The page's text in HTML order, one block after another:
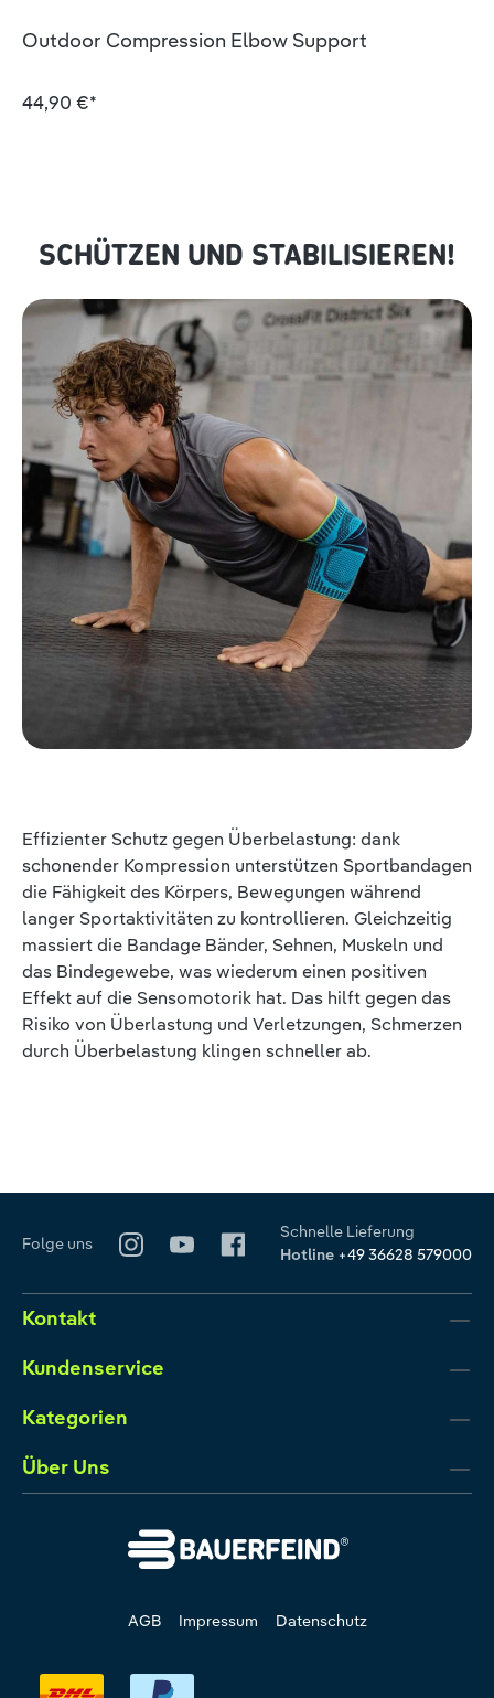
Outdoor Compression Elbow Support
44,90 €*
SCHÜTZEN UND STABILISIEREN!
Effizienter Schutz gegen Überbelastung: dank
schonender Kompression unterstützen Sportbandagen
die Fähigkeit des Körpers, Bewegungen während
langer Sportaktivitäten zu kontrollieren. Gleichzeitig
massiert die Bandage Bänder, Sehnen, Muskeln und
das Bindegewebe, was wiederum einen positiven
Effekt auf die Sensomotorik hat. Das hilft gegen das
Risiko von Überlastung und Verletzungen, Schmerzen
durch Überbelastung klingen schneller ab.
Folge uns
Schnelle Lieferung
Hotline +49 36628 579000
Kontakt
Kundenservice
Kategorien
Über Uns
AGB Impressum Datenschutz